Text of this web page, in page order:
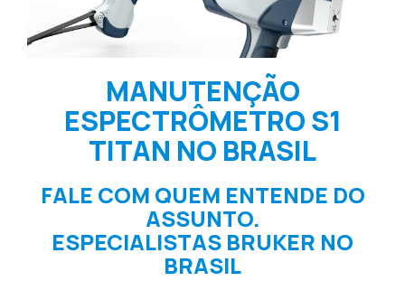
MANUTENÇÃO
ESPECTRÔMETRO S1
TITAN NO BRASIL
FALE COM QUEM ENTENDE DO
ASSUNTO.
ESPECIALISTAS BRUKER NO
BRASIL